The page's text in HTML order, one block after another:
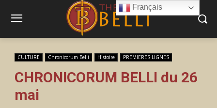
CULTURE Chronicorum Belli Histoire PREMIERES LIGNES
CHRONICORUM BELLI du 26
mai
Français